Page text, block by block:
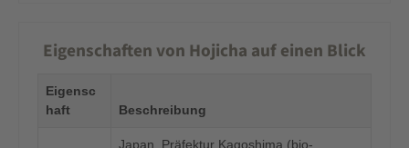
Eigenschaften von Hojicha auf einen Blick
Eigensc
haft
Beschreibung
Japan, Präfektur Kagoshima (bio-